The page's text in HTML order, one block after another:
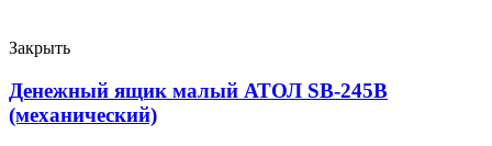
Закрыть
Денежный ящик малый АТОЛ SB-245B
(механический)